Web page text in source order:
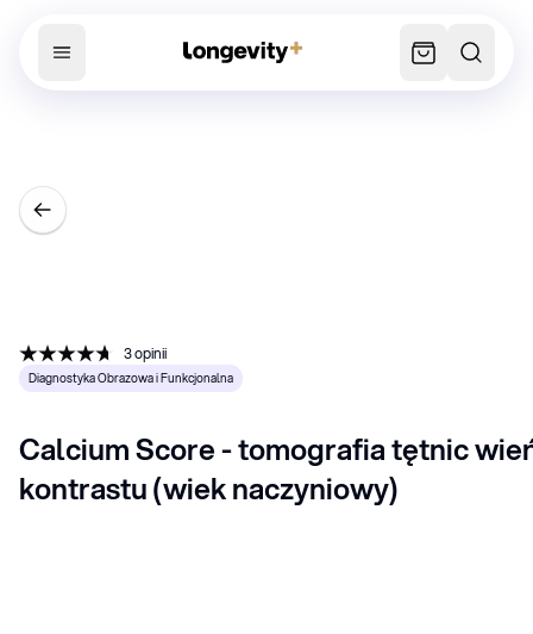
3opinii
Diagnostyka Obrazowa i Funkcjonalna
Calcium Score - tomografia tętnic
kontrastu (wiek naczyniowy)